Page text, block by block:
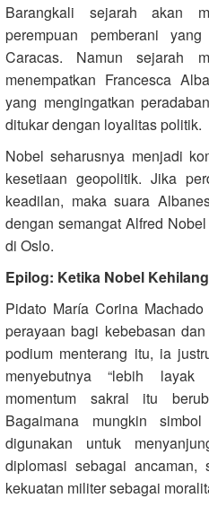
Barangkali sejarah akan
perempuan pemberani
Caracas. Namun sejarah
menempatkan Francesca
yang mengingatkan
ditukar dengan loyalitas politik.
Nobel seharusnya menjadi
kesetiaan geopolitik. Jika
keadilan, maka suara
dengan semangat Alfred
di Oslo.
Epilog: Ketika Nobel
Pidato María Corina
perayaan bagi kebebasan
podium menterang itu, ia
menyebutnya “lebih layak
momentum sakral itu
Bagaimana mungkin
digunakan untuk
diplomasi sebagai ancaman,
kekuatan militer sebagai